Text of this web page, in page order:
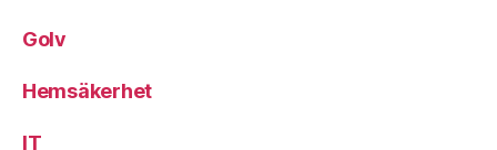
Golv
Hemsäkerhet
IT